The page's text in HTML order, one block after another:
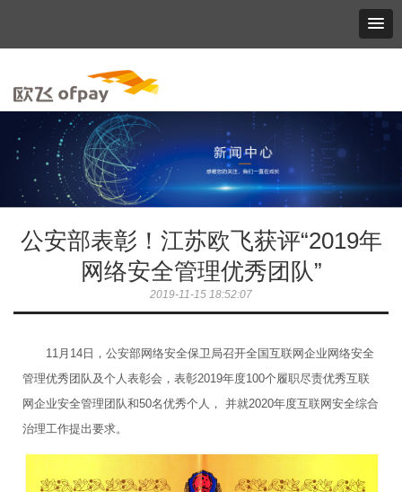
公安部表彰！江苏欧飞获评“2019年
网络安全管理优秀团队”
2019-11-15 18:52:07
11月14日，公安部网络安全保卫局召开全国互联网企业网络安全
管理优秀团队及个人表彰会，表彰2019年度100个履职尽责优秀互联
网企业安全管理团队和50名优秀个人， 并就2020年度互联网安全综合
治理工作提出要求。